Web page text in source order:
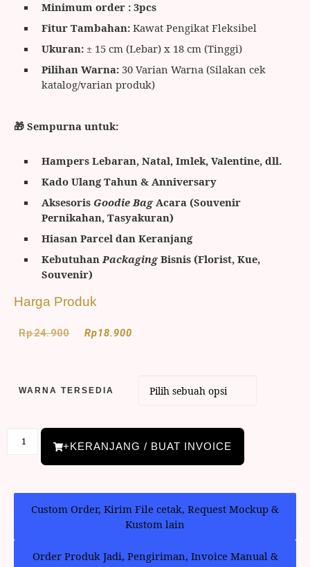
Minimum order : 3pcs
Fitur Tambahan: Kawat Pengikat Fleksibel
Ukuran: ± 15 cm (Lebar) x 18 cm (Tinggi)
Pilihan Warna: 30 Varian Warna (Silakan cek
katalog/varian produk)
🎁 Sempurna untuk:
Hampers Lebaran, Natal, Imlek, Valentine, dll.
Kado Ulang Tahun & Anniversary
Aksesoris Goodie Bag Acara (Souvenir
Pernikahan, Tasyakuran)
Hiasan Parcel dan Keranjang
KebutuhanPackaging Bisnis (Florist, Kue,
Souvenir)
Harga Produk
Rp24.900 Rp18.900
WARNA TERSEDIA
+KERANJANG / BUAT INVOICE
Custom Order, Kirim File cetak, Request Mockup &
Kustom lain
Order Produk Jadi, Pengiriman, Invoice Manual &